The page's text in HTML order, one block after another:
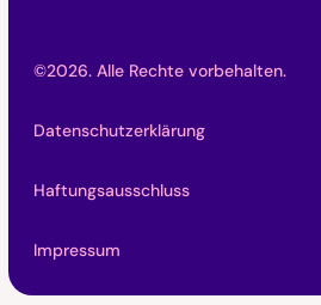
©2026. Alle Rechte vorbehalten.
Datenschutzerklärung
Haftungsausschluss
Impressum